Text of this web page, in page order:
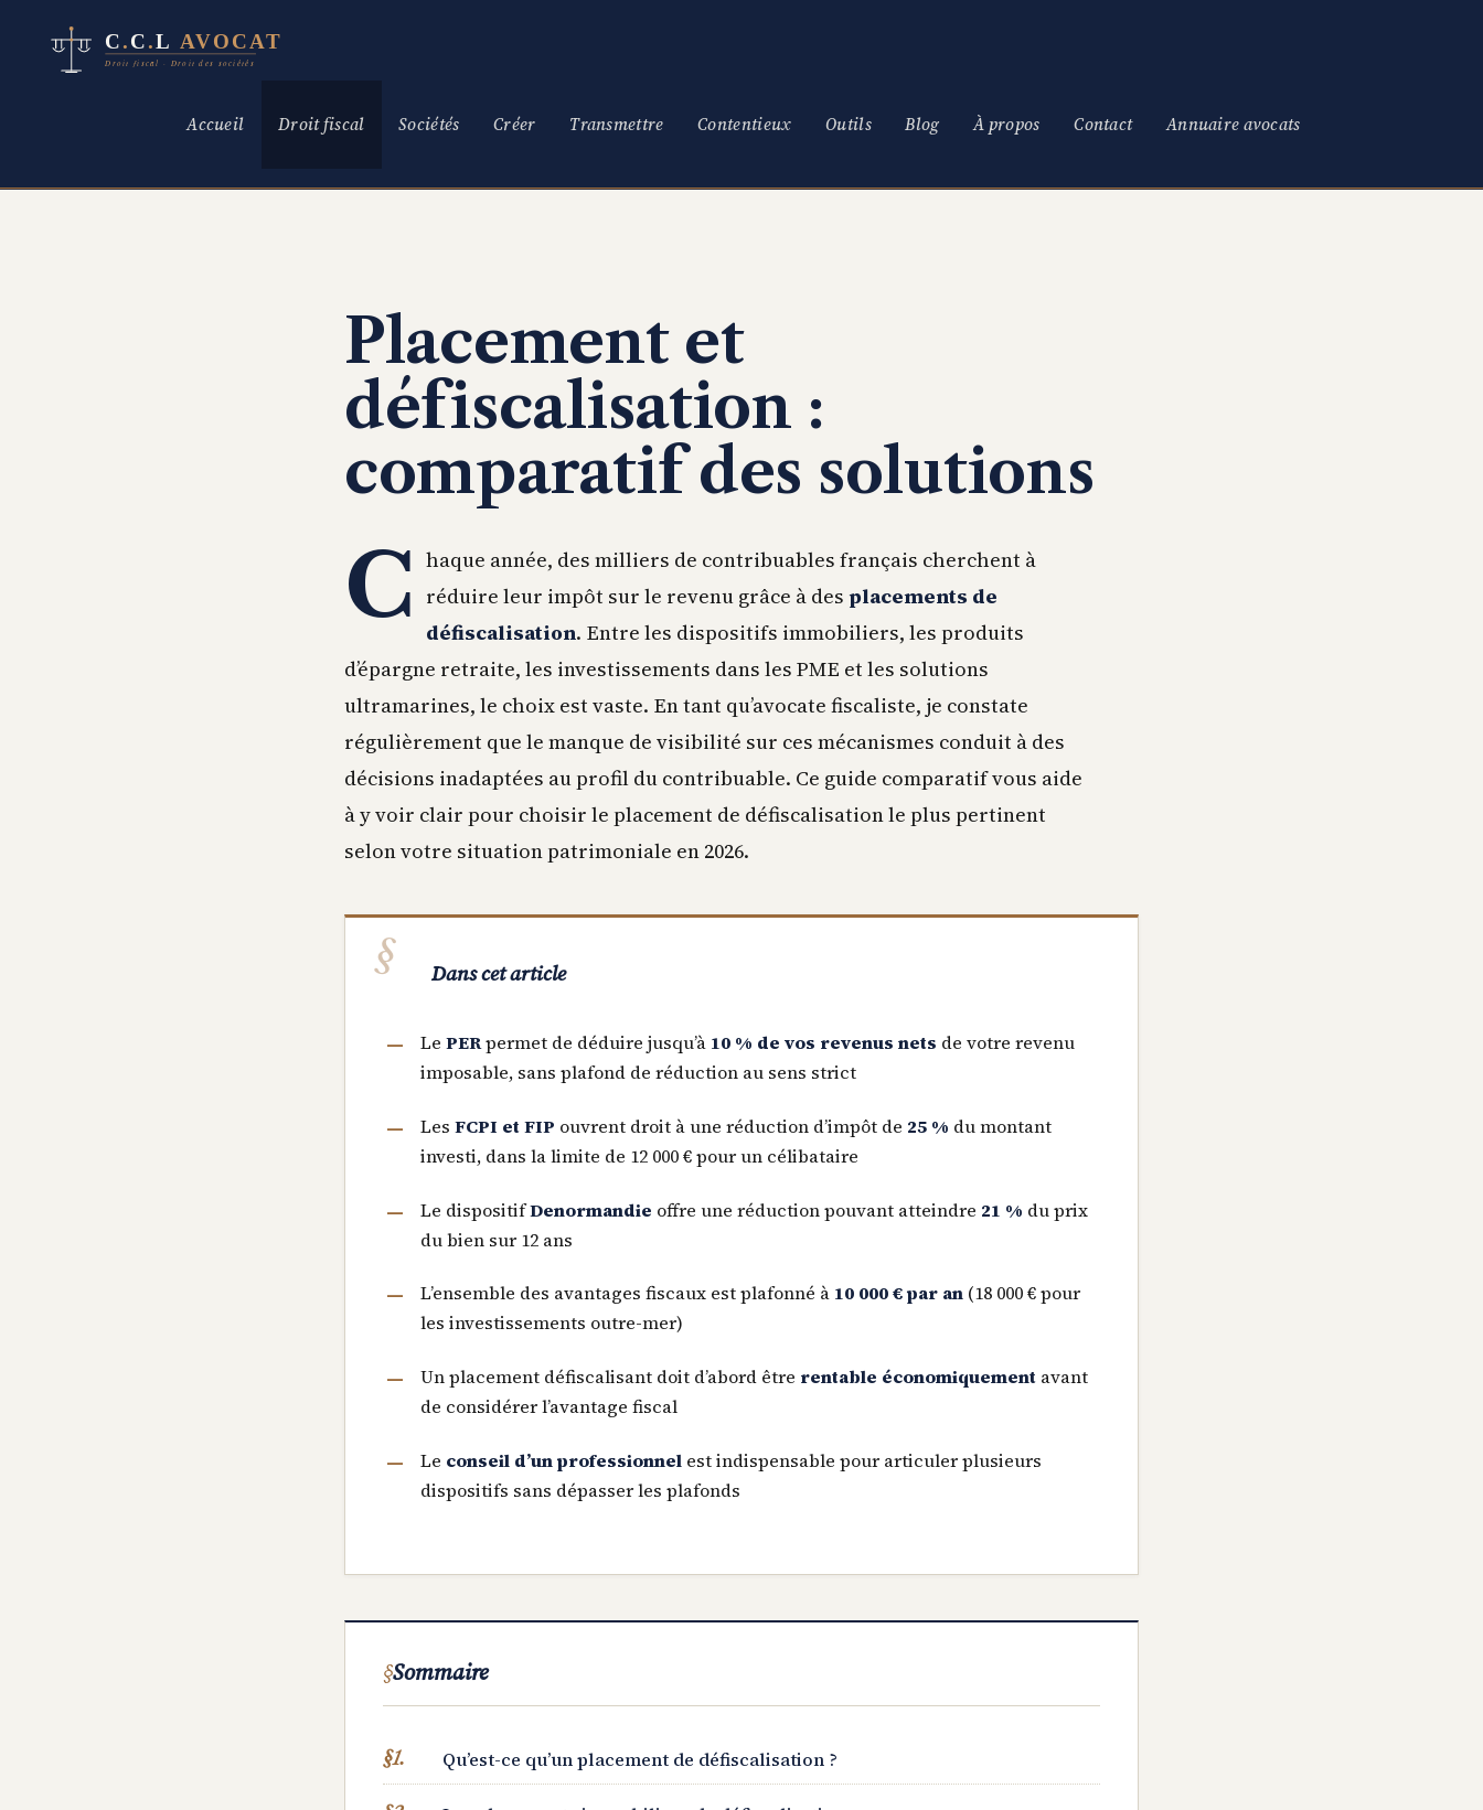
contenu
Accueil Droit fiscal Sociétés Créer Transmettre Contentieux Outils Blog À propos Contact Annuaire avocats
Placement et
défiscalisation :
comparatif des solutions
C haque année, des milliers de contribuables français cherchent à
réduire leur impôt sur le revenu grâce à desplacements de
défiscalisation. Entre les dispositifs immobiliers, les produits
d’épargne retraite, les investissements dans les PME et les solutions
ultramarines, le choix est vaste. En tant qu’avocate fiscaliste, je constate
régulièrement que le manque de visibilité sur ces mécanismes conduit à des
décisions inadaptées au profil du contribuable. Ce guide comparatif vous aide
à y voir clair pour choisir le placement de défiscalisation le plus pertinent
selon votre situation patrimoniale en 2026.
Dans cet article
Le PERpermet de déduire jusqu’à 10 % de vos revenus nets de votre revenu
imposable, sans plafond de réduction au sens strict
Les FCPI et FIP ouvrent droit à une réduction d’impôt de 25 % du montant
investi, dans la limite de 12 000 € pour un célibataire
Le dispositifDenormandie offre une réduction pouvant atteindre 21 % du prix
du bien sur 12 ans
L’ensemble des avantages fiscaux est plafonné à 10 000 € par an(18 000 € pour
les investissements outre-mer)
Un placement défiscalisant doit d’abord être rentable économiquementavant
de considérer l’avantage fiscal
Le conseil d’un professionnelest indispensable pour articuler plusieurs
dispositifs sans dépasser les plafonds
Sommaire
Qu’est-ce qu’un placement de défiscalisation ?